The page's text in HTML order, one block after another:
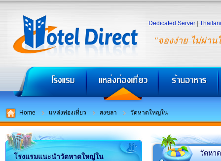
"จองง่าย ไม่ผ่าน
Dedicated Server
Home แหล่งท่องเที่ยว สงขลา วัดหาดใหญ่ใน
โรงแรมแนะนำวัดหาดใหญ่ใน วัดหา